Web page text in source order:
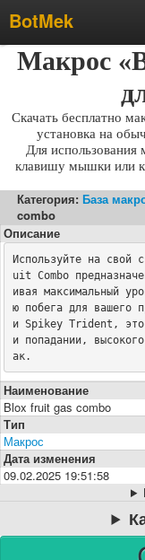
BotMek
Скачать
Обновления
Инструкция
Статьи
Бесплатные макросы
Тарифы
Отзывы
Поддержка
Форум
Макрос
Скачать бесплатно
установка на
Для использования
клавишу мышки или
Категория: База
combo
Описание
Используйте на
uit Combo
ивая максимальный
ю побега для вашего
и Spikey Trident, это
и попадании,
ак.
Наименование
Blox fruit gas combo
Тип
Макрос
Дата изменения
09.02.2025 19:51:58